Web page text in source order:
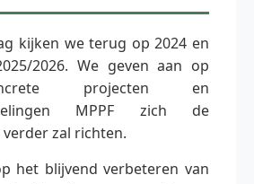
kijken we terug op 2024 en
2026. We geven aan op
projecten en
MPPF zich de
zal richten.
het blijvend verbeteren van